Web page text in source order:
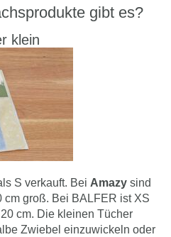
gibt es?
klein
S verkauft. Bei Amazy sind
groß. Bei BALFER ist XS
cm. Die kleinen Tücher
Zwiebel einzuwickeln oder